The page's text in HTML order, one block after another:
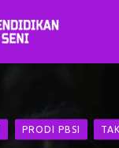
PRODI PBSI